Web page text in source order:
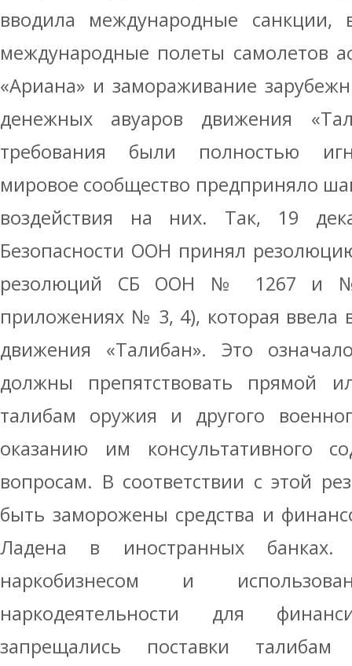
вводила международные санкции,
международные полеты самолетов
«Ариана» и замораживание
денежных авуаров движения
требования были полностью
мировое сообщество предприняло
воздействия на них. Так, 19
Безопасности ООН принял
резолюций СБ ООН № 1267 и №
приложениях № 3, 4), которая ввела
движения «Талибан». Это
должны препятствовать прямой
талибам оружия и другого
оказанию им консультативного
вопросам. В соответствии с этой
быть заморожены средства и
Ладена в иностранных
наркобизнесом и
наркодеятельности для
запрещались поставки талибам